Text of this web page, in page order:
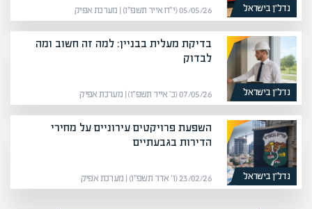
נדל”ן בישראל 05/05/26 (י״ח אייר תשפ״ו) | מערכת אפיק
נדל”ן בישראל
בדיקת מעלית בבניין: למה זה חשוב ומה
לבדוק
07/05/26 (כ׳ אייר תשפ״ו) | מערכת אפיק
נדל”ן בישראל
השפעת פרויקטים עירוניים על מחירי
הדירות בגבעתיים
23/02/26 (ו׳ אדר תשפ״ו) | מערכת אפיק